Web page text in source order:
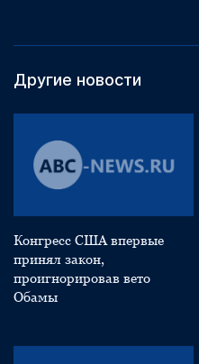
Другие новости
Конгресс США впервые
принял закон,
проигнорировав вето
Обамы